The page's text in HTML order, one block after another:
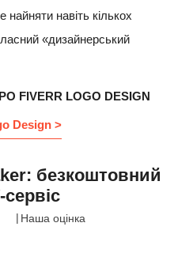
навіть кількох
«дизайнерський
FIVERR LOGO DESIGN
Design >
безкоштовний
сервіс
Наша оцінка